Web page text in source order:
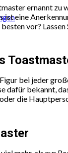
ernannt zu
ist eine
vor? Lassen
bei jeder
dafür bekannt,
die